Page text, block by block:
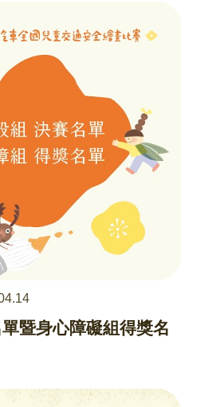
暨身心障礙組得獎名